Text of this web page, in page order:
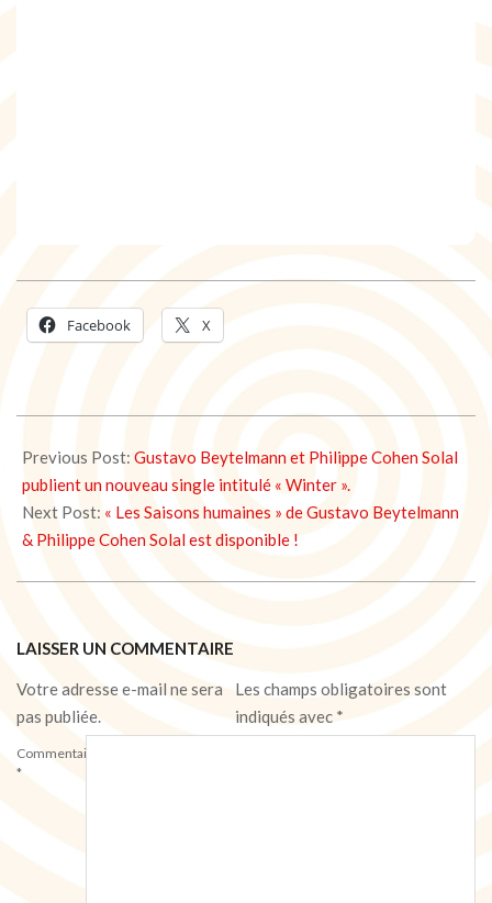
Facebook X
01-
03
Previous Post: Gustavo Beytelmann et Philippe Cohen Solal
publient un nouveau single intitulé « Winter ».
Next Post: « Les Saisons humaines » de Gustavo Beytelmann
& Philippe Cohen Solal est disponible !
LAISSER UN COMMENTAIRE
Votre adresse e-mail ne sera
pas publiée.
Les champs obligatoires sont
indiqués avec *
Commentaire
*